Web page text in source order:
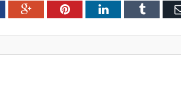
Google+PinterestLinkedInTumblr